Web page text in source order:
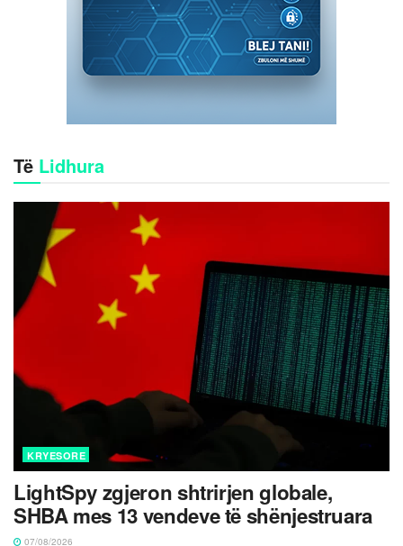
Të Lidhura
KRYESORE
LightSpy zgjeron shtrirjen globale,
SHBA mes 13 vendeve të shënjestruara
07/08/2026